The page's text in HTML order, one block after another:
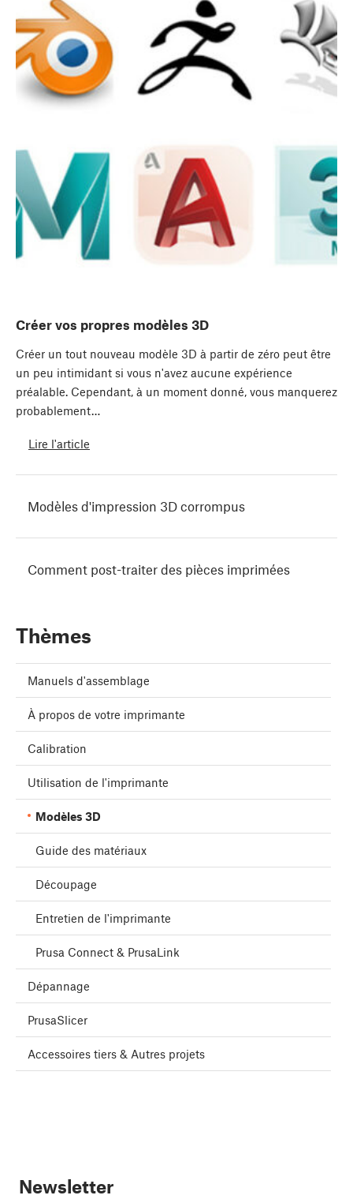
Créer vos propres modèles 3D
Créer un tout nouveau modèle 3D à partir de zéro peut être
un peu intimidant si vous n'avez aucune expérience
préalable. Cependant, à un moment donné, vous manquerez
probablement…
Lire l'article
Modèles d'impression 3D corrompus
Comment post-traiter des pièces imprimées
Thèmes
Manuels d'assemblage
À propos de votre imprimante
Calibration
Utilisation de l'imprimante
Modèles 3D
Guide des matériaux
Découpage
Entretien de l'imprimante
Prusa Connect & PrusaLink
Dépannage
PrusaSlicer
Accessoires tiers & Autres projets
Newsletter